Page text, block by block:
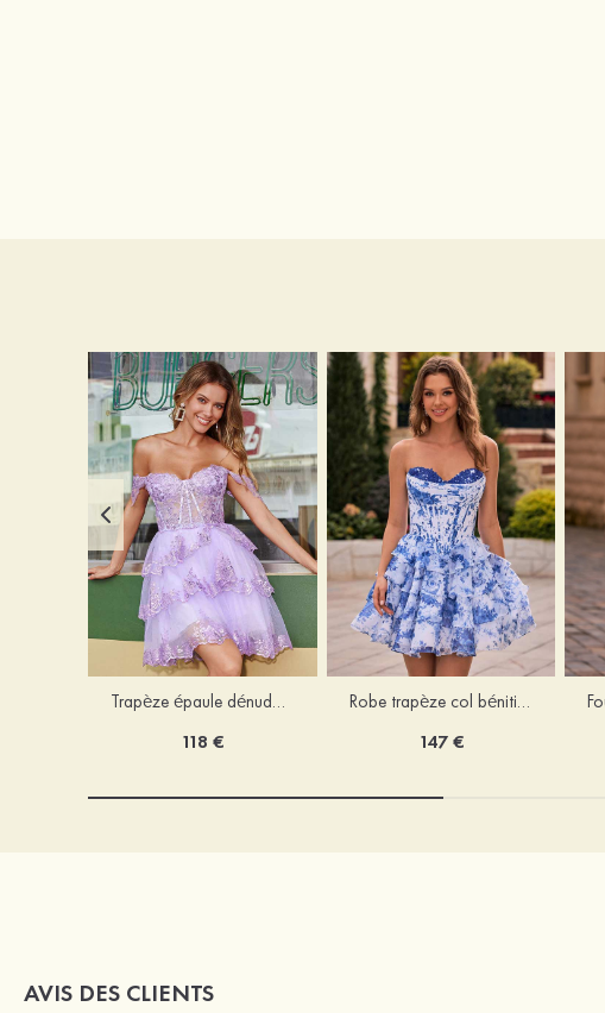
Trapèze épaule dénudée tulle courte/mini robe de fête de la rentrée avec paillettes
118 €
Robe trapèze col bénitier mousseline courte/mini robe de fête de la rentrée avec appliqué
147 €
AVIS DES CLIENTS